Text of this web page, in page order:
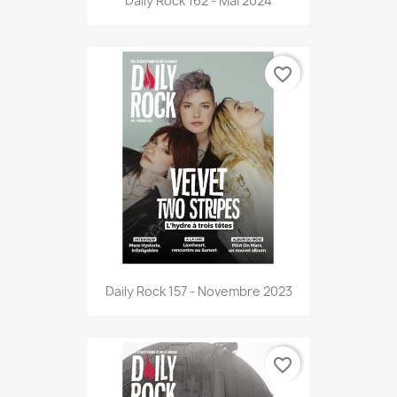
Daily Rock 157 - Novembre 2023
favorite_border
favorite_border